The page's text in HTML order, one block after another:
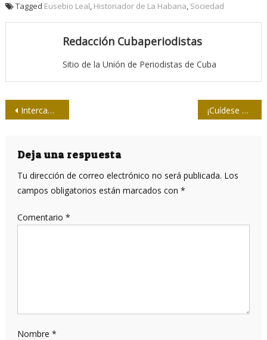
Tagged Eusebio Leal, Historiador de La Habana, Sociedad
Redacción Cubaperiodistas
Sitio de la Unión de Periodistas de Cuba
Navegación
entradas
Intercambios y aprobaciones en reunión de la presidencia de la Upec ¡Cuídese de los cantos desafinados!
Deja una respuesta
Tu dirección de correo electrónico no será publicada. Los
campos obligatorios están marcados con *
Comentario *
Nombre *